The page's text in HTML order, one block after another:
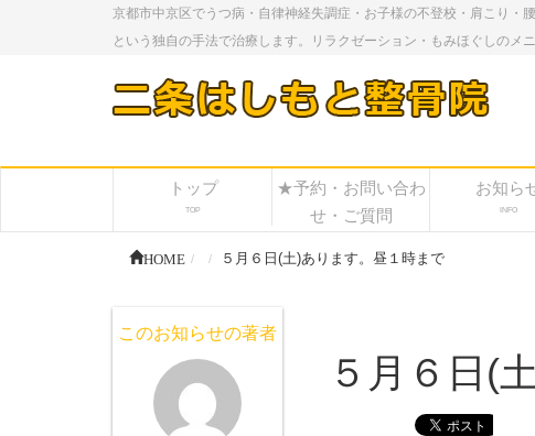
京都市中京区でうつ病・自律神経失調症・お子様の不登校・肩こり
という独自の手法で治療します。リラクゼーション・もみほぐしのメニ
トップ
TOP
★予約・お問い合わ
せ・ご質問
お知ら
INFO
HOME ５月６日(土)あります。昼１時まで
５月６日(
このお知らせの著者